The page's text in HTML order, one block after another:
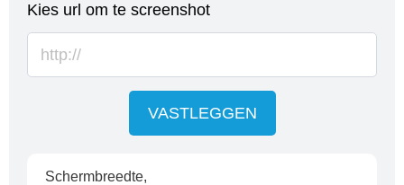
Kies url om te screenshot
VASTLEGGEN
Schermbreedte,